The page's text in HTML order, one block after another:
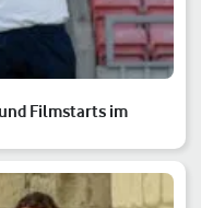
Filmstarts im